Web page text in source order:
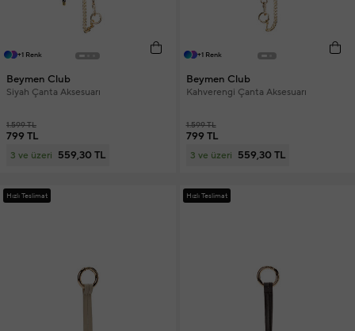
+1 Renk
Beymen Club
Siyah Çanta Aksesuarı
1.599 TL
799 TL
3 ve üzeri 559,30 TL
+1 Renk
Beymen Club
Kahverengi Çanta Aksesuarı
1.599 TL
799 TL
3 ve üzeri 559,30 TL
Hızlı Teslimat Hızlı Teslimat